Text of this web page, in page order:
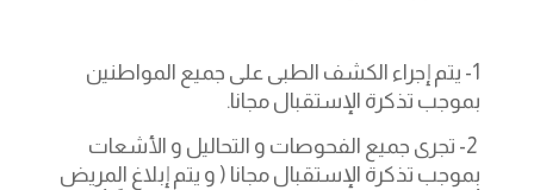
1- يتم إجراء الكشف الطبى على جميع المواطنين
بموجب تذكرة الإستقبال مجانا.
2- تجرى جميع الفحوصات و التحاليل و الأشعات
بموجب تذكرة الإستقبال مجانا ( و يتم إبلاغ المريض